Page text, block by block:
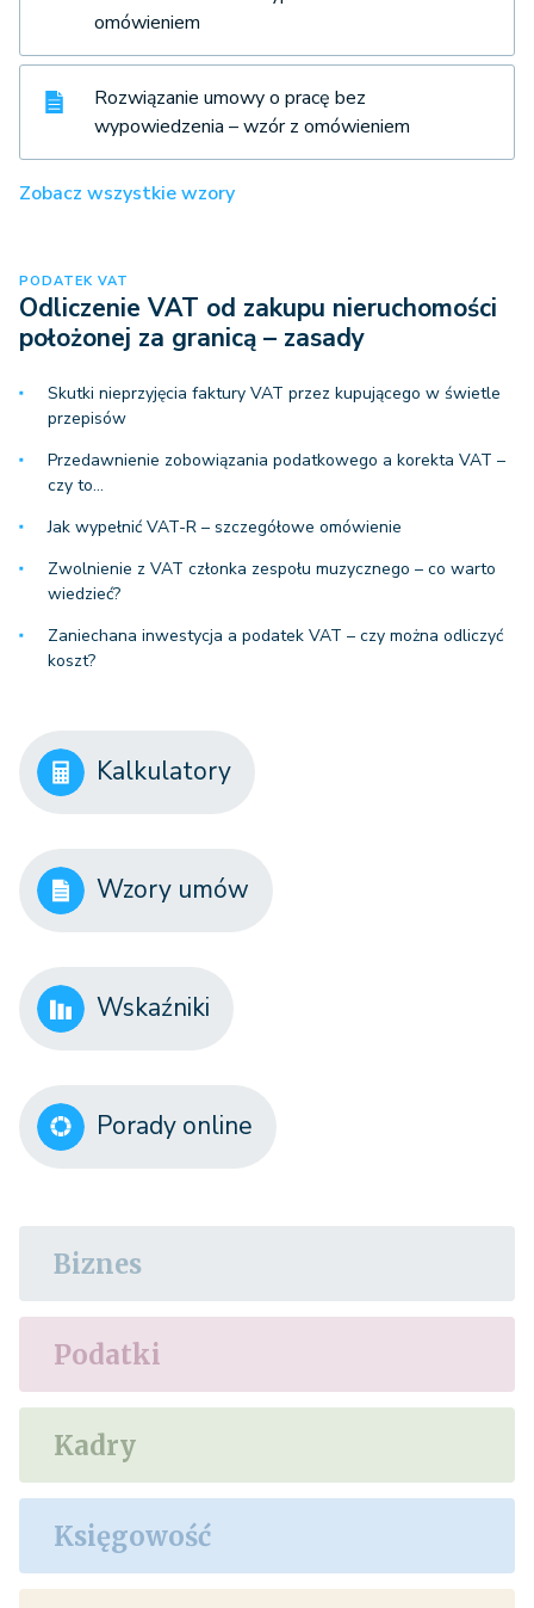
omówieniem
Rozwiązanie umowy o pracę bez
wypowiedzenia – wzór z omówieniem
Zobacz wszystkie wzory
PODATEK VAT
Odliczenie VAT od zakupu nieruchomości
położonej za granicą – zasady
Skutki nieprzyjęcia faktury VAT przez kupującego w świetle
przepisów
Przedawnienie zobowiązania podatkowego a korekta VAT –
czy to…
Jak wypełnić VAT-R – szczegółowe omówienie
Zwolnienie z VAT członka zespołu muzycznego – co warto
wiedzieć?
Zaniechana inwestycja a podatek VAT – czy można odliczyć
koszt?
Kalkulatory
Wzory umów
Wskaźniki
Porady online
Biznes
Podatki
Kadry
Księgowość